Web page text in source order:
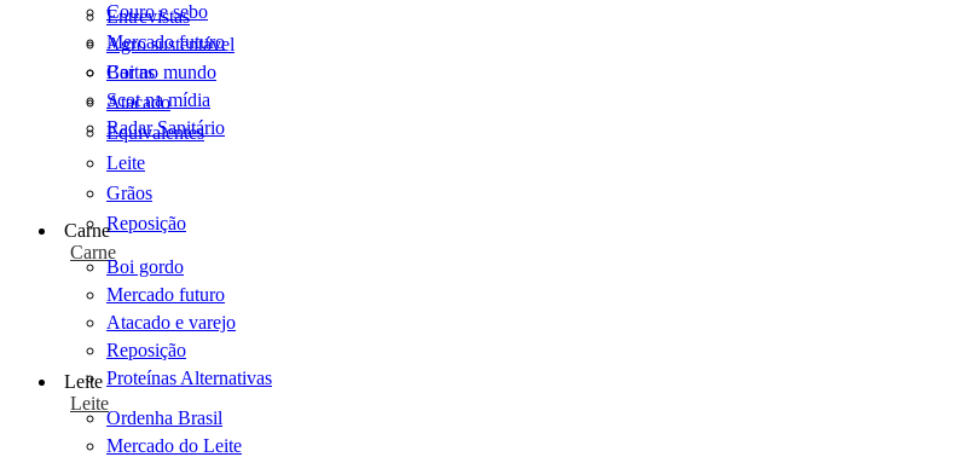
Entrevistas
Agro sustentável
Cartas
Scot na mídia
Radar Sanitário
Couro e sebo
Mercado futuro
Boi no mundo
Atacado
Equivalentes
Leite
Grãos
Reposição
Carne
Carne
Boi gordo
Mercado futuro
Atacado e varejo
Reposição
Proteínas Alternativas
Leite
Leite
Ordenha Brasil
Mercado do Leite